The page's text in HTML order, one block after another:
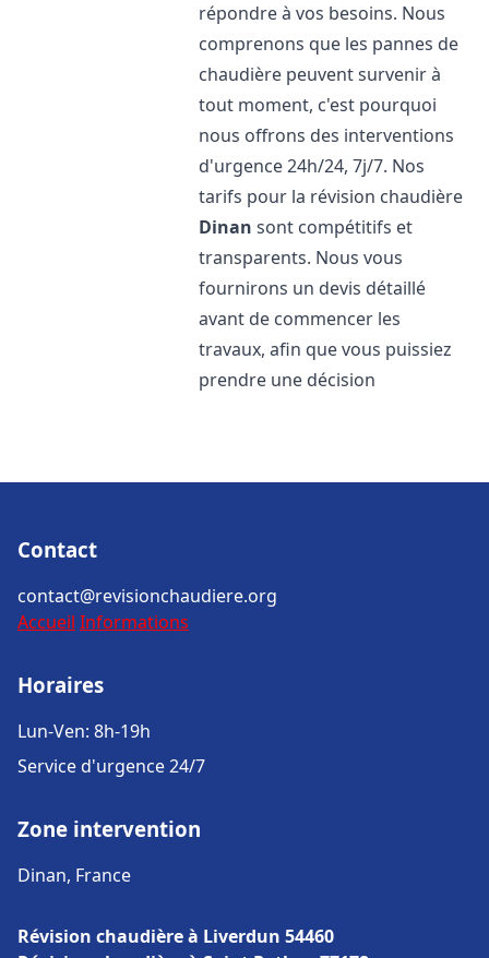
répondre à vos besoins. Nous
comprenons que les pannes de
chaudière peuvent survenir à
tout moment, c'est pourquoi
nous offrons des interventions
d'urgence 24h/24, 7j/7. Nos
tarifs pour la révision chaudière
Dinan sont compétitifs et
transparents. Nous vous
fournirons un devis détaillé
avant de commencer les
travaux, afin que vous puissiez
prendre une décision
Contact
contact@revisionchaudiere.org
Accueil Informations
Horaires
Lun-Ven: 8h-19h
Service d'urgence 24/7
Zone intervention
Dinan, France
Révision chaudière à Liverdun 54460